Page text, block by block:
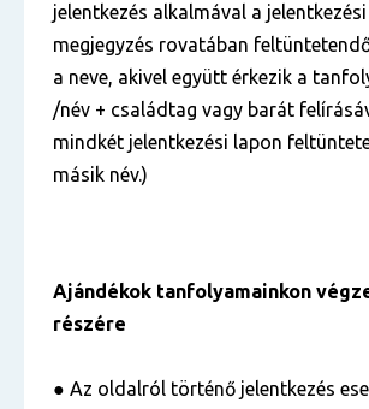
jelentkezés alkalmával a
megjegyzés rovatában
a neve, akivel együtt érkezik a
/név + családtag vagy barát
mindkét jelentkezési lapon
másik név.)
Ajándékok tanfolyamainkon
részére
● Az oldalról történő jelentkezés